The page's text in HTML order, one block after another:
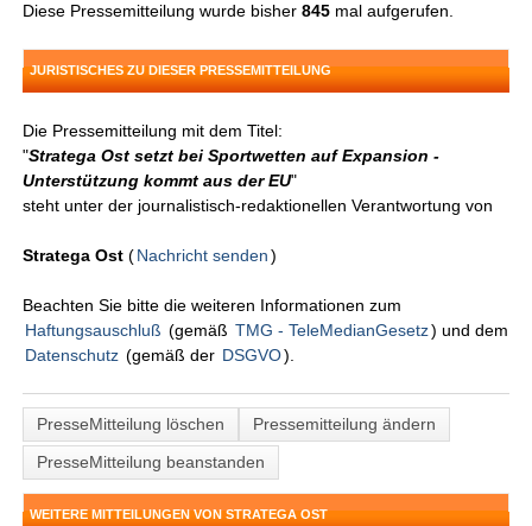
Diese Pressemitteilung wurde bisher845 mal aufgerufen.
JURISTISCHES ZU DIESER PRESSEMITTEILUNG
Die Pressemitteilung mit dem Titel:
"Stratega Ost setzt bei Sportwetten auf Expansion -
Unterstützung kommt aus der EU"
steht unter der journalistisch-redaktionellen Verantwortung von
Stratega Ost (Nachricht senden )
Beachten Sie bitte die weiteren Informationen zum
Haftungsauschluß (gemäß TMG - TeleMedianGesetz) und dem
Datenschutz (gemäß der DSGVO).
PresseMitteilung löschen
Pressemitteilung ändern
PresseMitteilung beanstanden
WEITERE MITTEILUNGEN VON STRATEGA OST